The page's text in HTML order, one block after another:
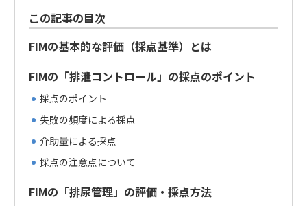
この記事の目次
FIMの基本的な評価（採点基準）とは
FIMの「排泄コントロール」の採点のポイント
採点のポイント
失敗の頻度による採点
介助量による採点
採点の注意点について
FIMの「排尿管理」の評価・採点方法